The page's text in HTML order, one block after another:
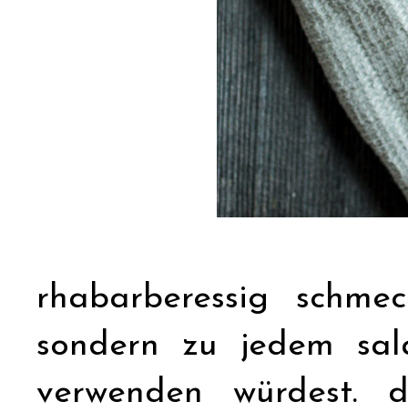
rhabarberessig
sondern zu jedem
verwenden würdest.